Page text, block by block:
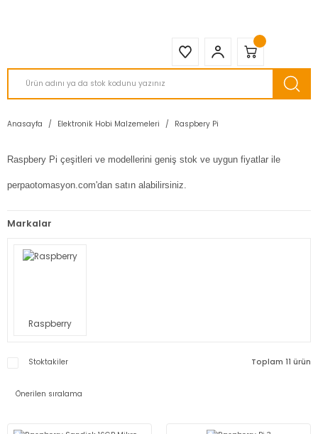
Anasayfa Elektronik Hobi Malzemeleri Raspbery Pi
Raspbery Pi çeşitleri ve modellerini geniş stok ve uygun fiyatlar ile
perpaotomasyon.com'dan satın alabilirsiniz.
Markalar
Raspberry
Stoktakiler Toplam 11 ürün